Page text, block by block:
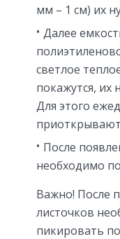
мм – 1 см) их
Далее
светлое
покажутся, их
Для этого
После
необходимо
Важно! После
листочков
пикировать